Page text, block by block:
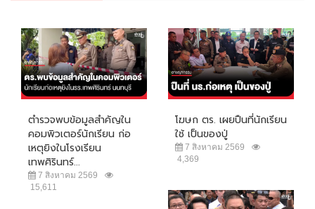
ตำรวจพบข้อมูลสำคัญใน
คอมพิวเตอร์นักเรียน ก่อ
เหตุยิงในโรงเรียน
เทพศิรินทร์...
7 สิงหาคม 2569
15,611
โฆษก ตร. เผยปืนที่นักเรียน
ใช้ เป็นของปู่
7 สิงหาคม 2569
4,369